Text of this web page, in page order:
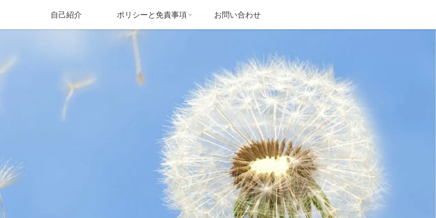
自己紹介 ポリシーと免責事項 お問い合わせ